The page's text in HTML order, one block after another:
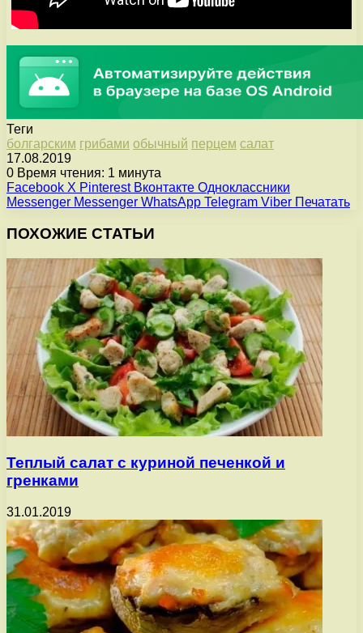
Теги
болгарским грибами обычный перцем салат
17.08.2019
0 Время чтения: 1 минута
Facebook X Pinterest Вконтакте Одноклассники
Messenger Messenger WhatsApp Telegram Viber Печатать
ПОХОЖИЕ СТАТЬИ
Теплый салат с куриной печенкой и
гренками
31.01.2019